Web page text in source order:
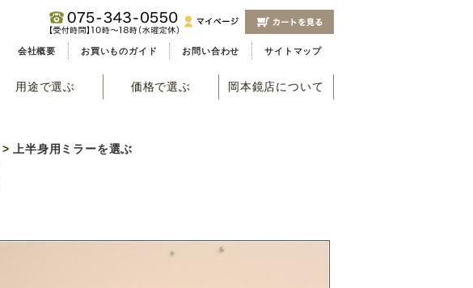
会社概要 お買いものガイド お問い合わせ サイトマップ
用途で選ぶ 価格で選ぶ 岡本鏡店について
>
上半身用ミラーを選ぶ